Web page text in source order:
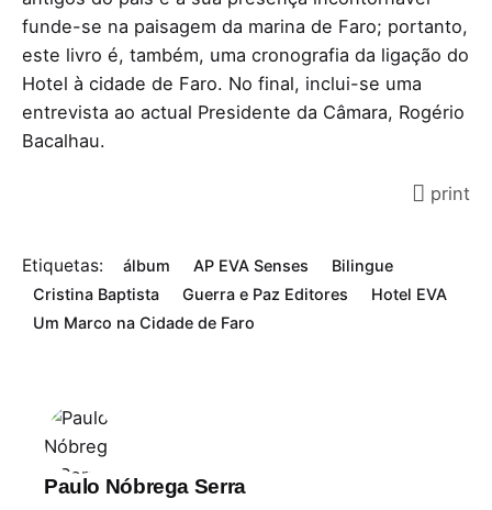
funde-se na paisagem da marina de Faro; portanto,
este livro é, também, uma cronografia da ligação do
Hotel à cidade de Faro. No final, inclui-se uma
entrevista ao actual Presidente da Câmara, Rogério
Bacalhau.
print
Etiquetas: álbum AP EVA Senses
Bilingue
Cristina Baptista
Guerra e Paz Editores
Hotel EVA
Um Marco na Cidade de Faro
Paulo Nóbrega Serra